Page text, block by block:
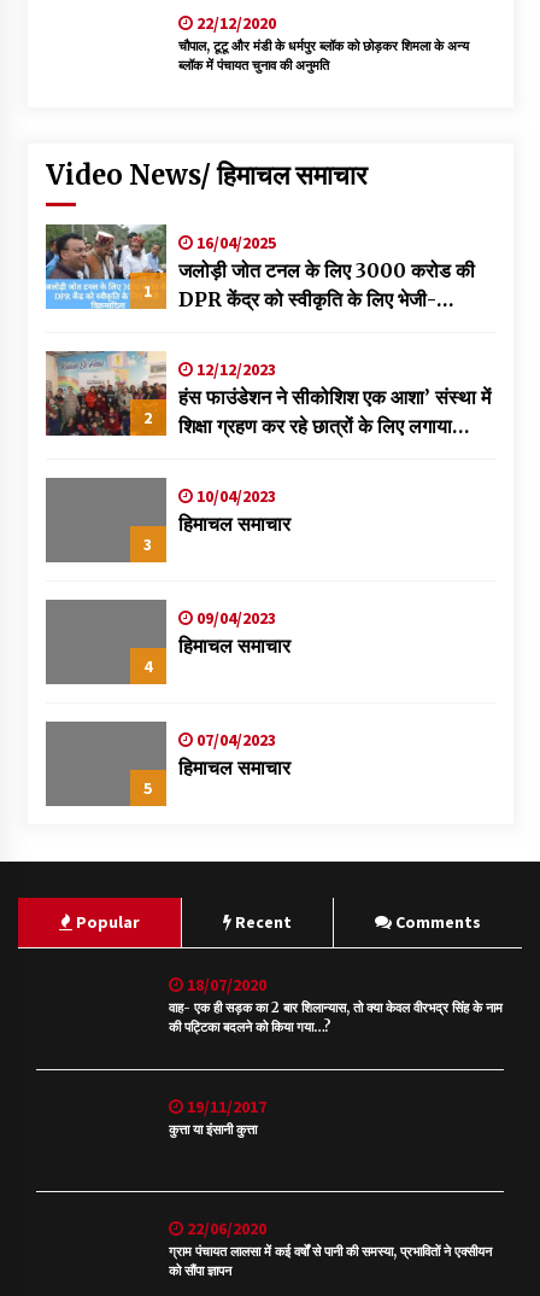
22/12/2020
चौपाल, टूटू और मंडी के धर्मपुर ब्लॉक को छोड़कर शिमला के अन्य
ब्लॉक में पंचायत चुनाव की अनुमति
Video News/ हिमाचल समाचार
1
16/04/2025
जलोड़ी जोत टनल के लिए 3000 करोड की
DPR केंद्र को स्वीकृति के लिए भेजी-
2
12/12/2023
हंस फाउंडेशन ने सीकोशिश एक आशा’ संस्था में
शिक्षा ग्रहण कर रहे छात्रों के लिए लगाया
3
10/04/2023
हिमाचल समाचार
4
09/04/2023
हिमाचल समाचार
5
07/04/2023
हिमाचल समाचार
Popular Recent Comments
18/07/2020
वाह- एक ही सड़क का 2 बार शिलान्यास, तो क्या केवल वीरभद्र सिंह के नाम
की पट्टिका बदलने को किया गया…?
19/11/2017
कुत्ता या इंसानी कुत्ता
22/06/2020
ग्राम पंचायत लालसा में कई वर्षों से पानी की समस्या, प्रभावितों ने एक्सीयन
को सौंपा ज्ञापन